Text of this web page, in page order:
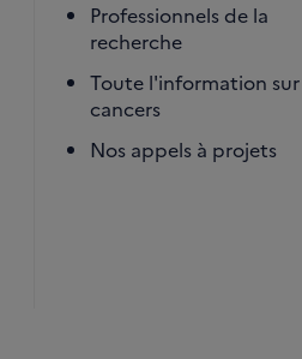
Professionnels de la
recherche
Toute l'information sur
cancers
Nos appels à projets